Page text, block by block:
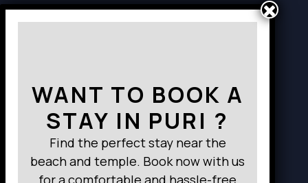
Way to Destination
WANT TO BOOK A
STAY IN PURI ?
Find the perfect stay near the
beach and temple. Book now with us
for a comfortable and hassle-free